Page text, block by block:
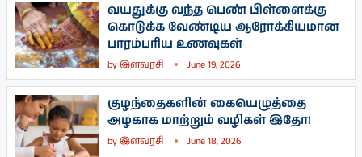
வயதுக்கு வந்த பெண் பிள்ளைக்கு
கொடுக்க வேண்டிய ஆரோக்கியமான
பாரம்பரிய உணவுகள்
byஇளவரசி June 19, 2026
குழந்தைகளின் கையெழுத்தை
அழகாக மாற்றும் வழிகள் இதோ!
byஇளவரசி June 18, 2026